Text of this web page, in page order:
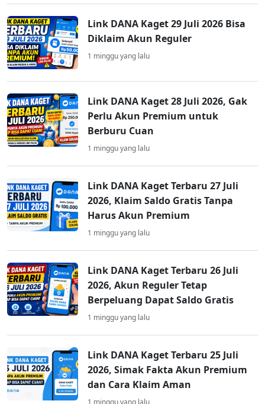
Link DANA Kaget 29 Juli 2026 Bisa
Diklaim Akun Reguler
1 minggu yang lalu
Link DANA Kaget 28 Juli 2026, Gak
Perlu Akun Premium untuk
Berburu Cuan
1 minggu yang lalu
Link DANA Kaget Terbaru 27 Juli
2026, Klaim Saldo Gratis Tanpa
Harus Akun Premium
1 minggu yang lalu
Link DANA Kaget Terbaru 26 Juli
2026, Akun Reguler Tetap
Berpeluang Dapat Saldo Gratis
1 minggu yang lalu
Link DANA Kaget Terbaru 25 Juli
2026, Simak Fakta Akun Premium
dan Cara Klaim Aman